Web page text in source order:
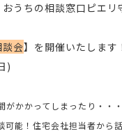
おうちの相談窓口ピエリ
会】 を開催いたします
)
かかってしまったり・・
能！住宅会社担当者か